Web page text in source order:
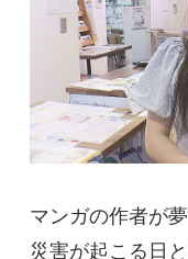
マンガの作者が
災害が起こる日